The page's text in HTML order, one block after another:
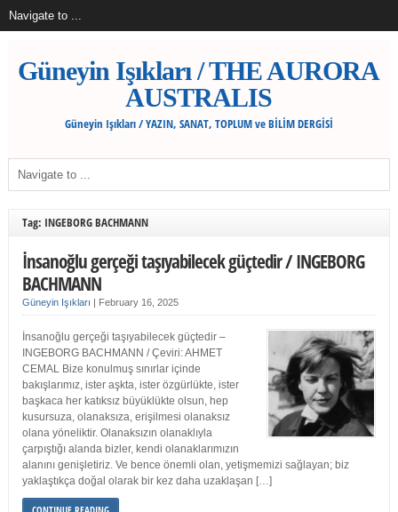
Güneyin Işıkları / THE AURORA
AUSTRALIS
Güneyin Işıkları / YAZIN, SANAT, TOPLUM ve BİLİM DERGİSİ
Tag: INGEBORG BACHMANN
İnsanoğlu gerçeği taşıyabilecek güçtedir / INGEBORG
BACHMANN
Güneyin Işıkları | February 16, 2025
İnsanoğlu gerçeği taşıyabilecek güçtedir –
INGEBORG BACHMANN / Çeviri: AHMET
CEMAL Bize konulmuş sınırlar içinde
bakışlarımız, ister aşkta, ister özgürlükte, ister
başkaca her katıksız büyüklükte olsun, hep
kusursuza, olanaksıza, erişilmesi olanaksız
olana yöneliktir. Olanaksızın olanaklıyla
çarpıştığı alanda bizler, kendi olanaklarımızın
alanını genişletiriz. Ve bence önemli olan, yetişmemizi sağlayan; biz
yaklaştıkça doğal olarak bir kez daha uzaklaşan […]